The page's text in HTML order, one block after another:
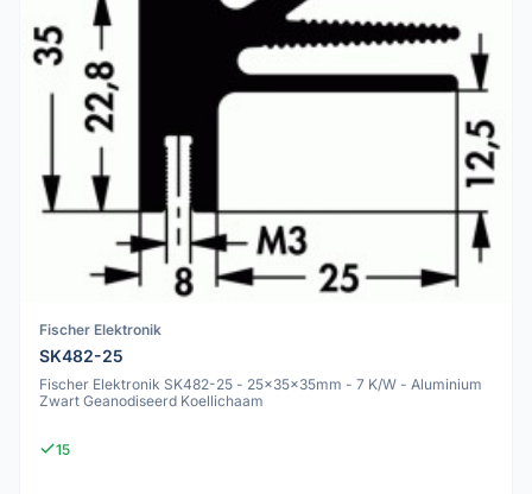
Fischer Elektronik
SK482-25
Fischer Elektronik SK482-25 - 25x35x35mm - 7 K/W - Aluminium
Zwart Geanodiseerd Koellichaam
15